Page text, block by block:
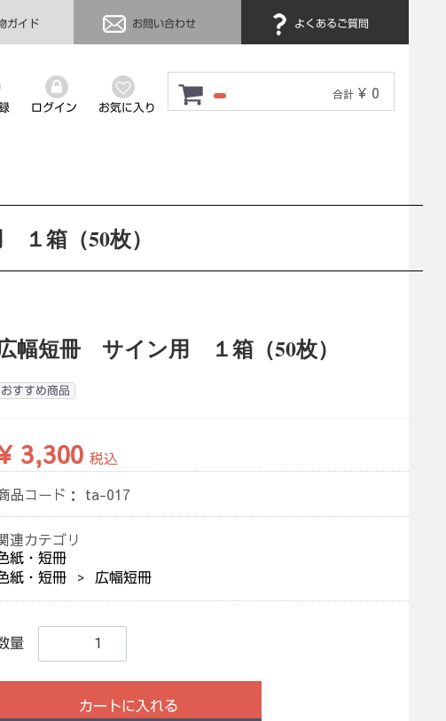
ガイド お問い合わせ よくあるご質問
合計 ¥ 0
ログイン お気に入り
箱（50枚）
幅短冊 サイン用 １箱（50枚）
おすすめ商品
3,300 税込
品コード： ta-017
連カテゴリ
紙・短冊
紙・短冊
広幅短冊
量
カートに入れる